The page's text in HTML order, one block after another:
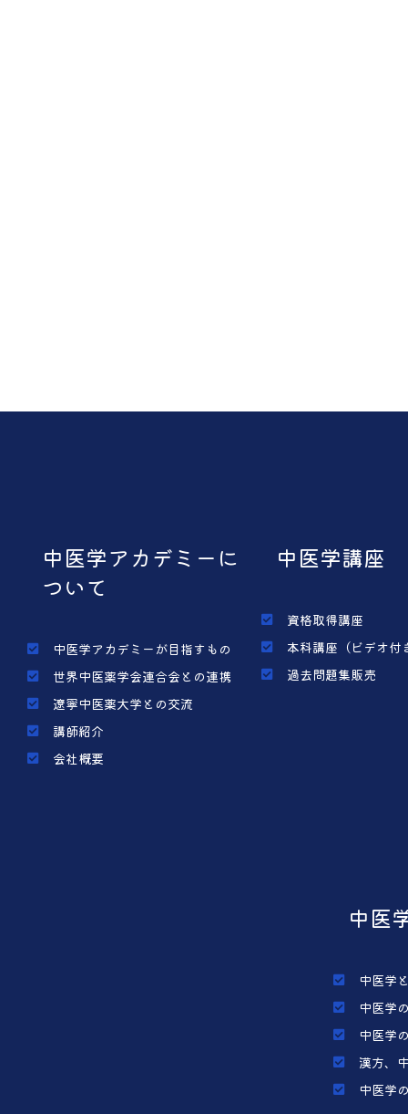
中医学アカデミーに
ついて
中医学アカデミーが目指すもの
世界中医薬学会連合会との連携
遼寧中医薬大学との交流
講師紹介
会社概要
中医学講座
資格取得講座
本科講座（ビデオ付
過去問題集販売
中医
中医学
中医学
中医学
漢方、
中医学